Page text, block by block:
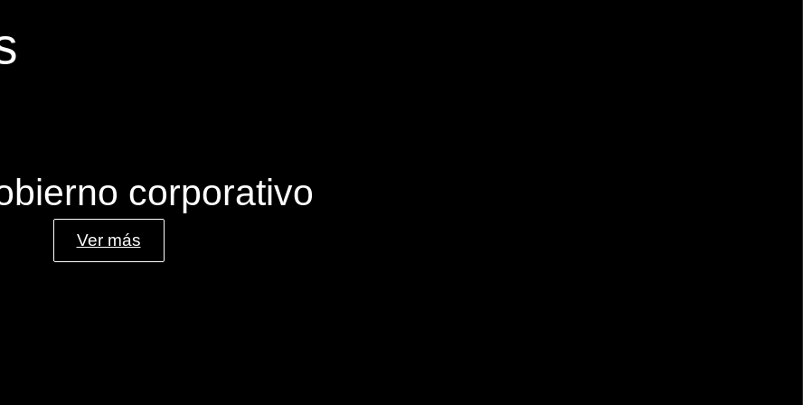
corporativo
Ver más